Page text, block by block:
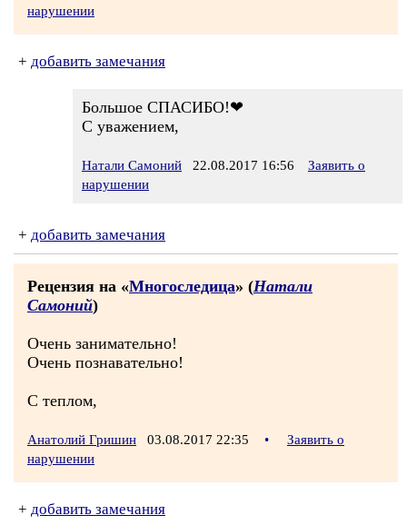
нарушении
+ добавить замечания
Большое СПАСИБО!❤
С уважением,
Натали Самоний 22.08.2017 16:56
Заявить о
нарушении
+ добавить замечания
Рецензия на «Многоследица» (Натали
Самоний)
Очень занимательно!
Очень познавательно!
С теплом,
Анатолий Гришин 03.08.2017 22:35 •
Заявить о
нарушении
+ добавить замечания